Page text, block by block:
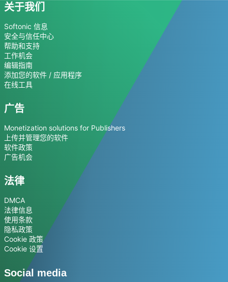
关于我们
Softonic 信息
安全与信任中心
帮助和支持
工作机会
编辑指南
添加您的软件 / 应用程序
在线工具
广告
Monetization solutions for Publishers
上传并管理您的软件
软件政策
广告机会
法律
DMCA
法律信息
使用条款
隐私政策
Cookie 政策
Cookie 设置
Social media